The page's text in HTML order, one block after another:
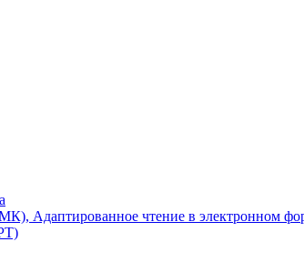
Адаптированное чтение в электронном